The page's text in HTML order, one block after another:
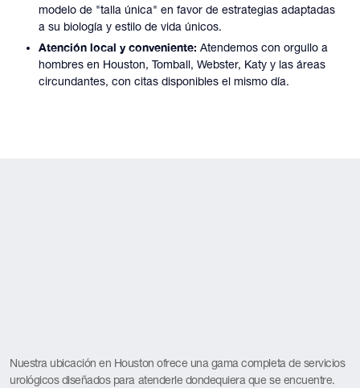
modelo de "talla única" en favor de estrategias adaptadas
a su biología y estilo de vida únicos.
Atención local y conveniente: Atendemos con orgullo a
hombres en Houston, Tomball, Webster, Katy y las áreas
circundantes, con citas disponibles el mismo día.
Nuestra ubicación en Houston ofrece una gama completa de servicios
urológicos diseñados para atenderle dondequiera que se encuentre.